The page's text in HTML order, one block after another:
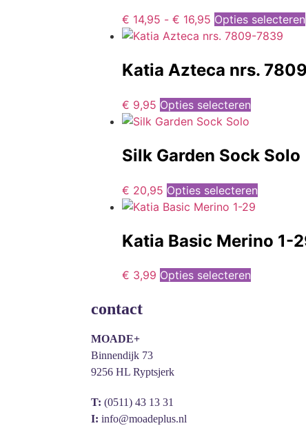
€ 14,95 - € 16,95 Opties selecteren
Katia Azteca nrs.
€ 9,95 Opties selecteren
Silk Garden Sock Solo
€ 20,95 Opties selecteren
Katia Basic Merino 1-
€ 3,99 Opties selecteren
contact
MOADE+
Binnendijk 73
9256 HL Ryptsjerk
T: (0511) 43 13 31
I: info@moadeplus.nl